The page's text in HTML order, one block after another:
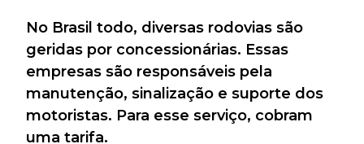
No Brasil todo, diversas rodovias são
geridas por concessionárias. Essas
empresas são responsáveis pela
manutenção, sinalização e suporte dos
motoristas. Para esse serviço, cobram
uma tarifa.